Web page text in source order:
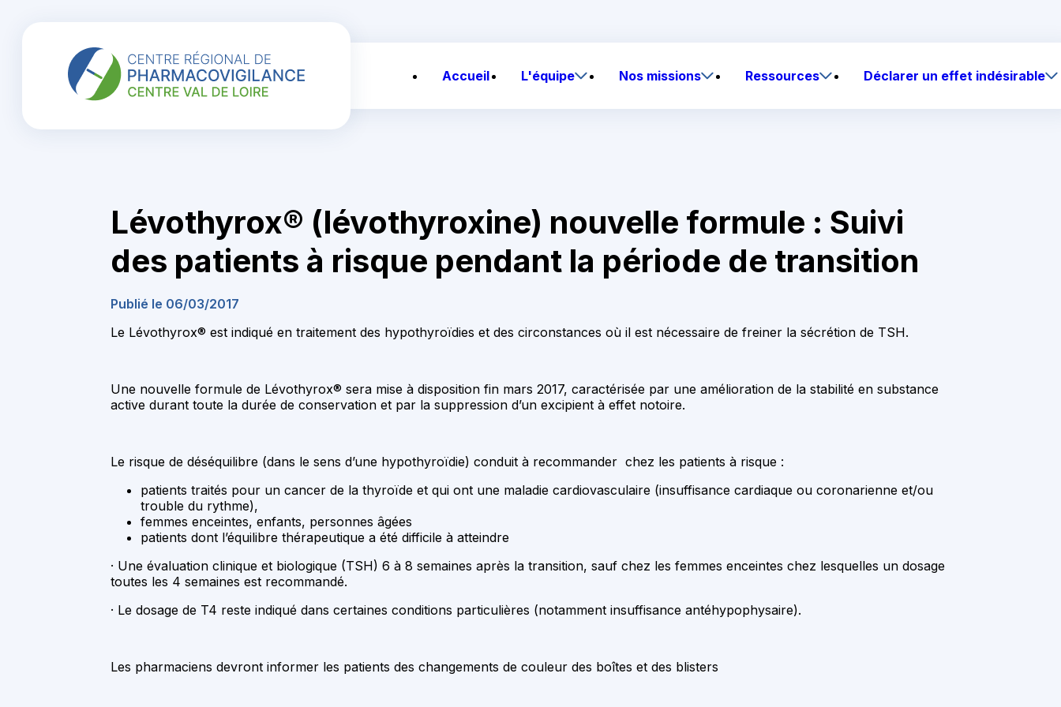
Accueil L'équipe Nos missions Ressources Déclarer un effet indésirable
Lévothyrox® (lévothyroxine) nouvelle formule : Suivi
des patients à risque pendant la période de transition
Publié le 06/03/2017
Le Lévothyrox® est indiqué en traitement des hypothyroïdies et des circonstances où il est nécessaire de freiner la sécrétion de TSH.
Une nouvelle formule de Lévothyrox® sera mise à disposition fin mars 2017, caractérisée par une amélioration de la stabilité en substance
active durant toute la durée de conservation et par la suppression d’un excipient à effet notoire.
Le risque de déséquilibre (dans le sens d’une hypothyroïdie) conduit à recommander chez les patients à risque :
patients traités pour un cancer de la thyroïde et qui ont une maladie cardiovasculaire (insuffisance cardiaque ou coronarienne et/ou
trouble du rythme),
femmes enceintes, enfants, personnes âgées
patients dont l’équilibre thérapeutique a été difficile à atteindre
· Une évaluation clinique et biologique (TSH) 6 à 8 semaines après la transition, sauf chez les femmes enceintes chez lesquelles un dosage
toutes les 4 semaines est recommandé.
· Le dosage de T4 reste indiqué dans certaines conditions particulières (notamment insuffisance antéhypophysaire).
Les pharmaciens devront informer les patients des changements de couleur des boîtes et des blisters